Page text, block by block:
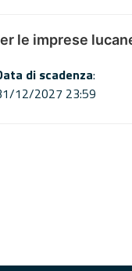
le imprese
di scadenza:
12/2027 23:59